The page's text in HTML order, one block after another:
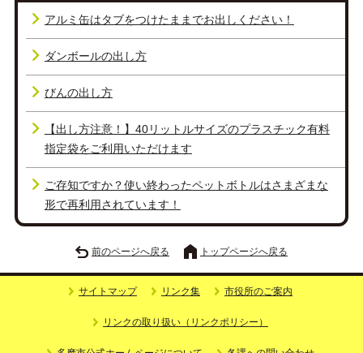
アルミ缶はタブをつけたままでお出しください！
ダンボールの出し方
びんの出し方
【出し方注意！】40リットルサイズのプラスチック有料
指定袋をご利用いただけます
ご存知ですか？使い終わったペットボトルはさまざまな
形で再利用されています！
前のページへ戻る トップページへ戻る
サイトマップ リンク集 市役所のご案内
リンクの取り扱い（リンクポリシー）